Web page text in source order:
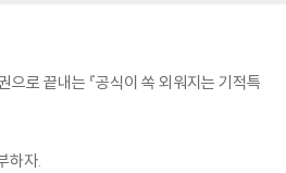
으로 끝내는 『공식이 쏙 외워지는 기적특
하자.